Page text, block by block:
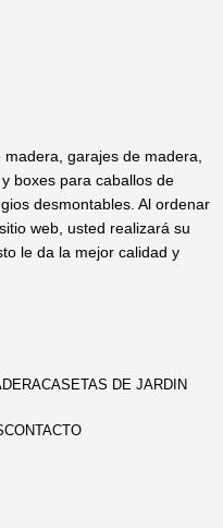
garajes de madera,
boxes para caballos de
desmontables. Al ordenar
web, usted realizará su
le da la mejor calidad y
CASETAS DE JARDIN
CONTACTO